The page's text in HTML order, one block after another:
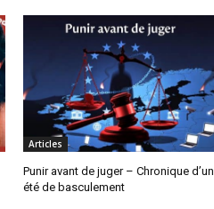
Articles
Punir avant de juger – Chronique d’un
été de basculement